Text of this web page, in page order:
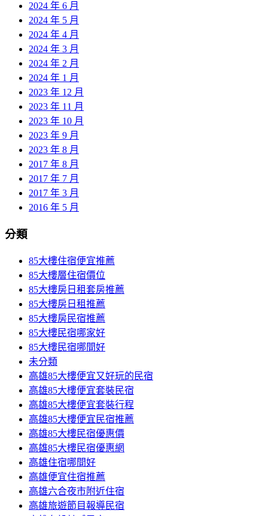
2024 年 6 月
2024 年 5 月
2024 年 4 月
2024 年 3 月
2024 年 2 月
2024 年 1 月
2023 年 12 月
2023 年 11 月
2023 年 10 月
2023 年 9 月
2023 年 8 月
2017 年 8 月
2017 年 7 月
2017 年 3 月
2016 年 5 月
分類
85大樓住宿便宜推薦
85大樓層住宿價位
85大樓房日租套房推薦
85大樓房日租推薦
85大樓房民宿推薦
85大樓民宿哪家好
85大樓民宿哪間好
未分類
高雄85大樓便宜又好玩的民宿
高雄85大樓便宜套裝民宿
高雄85大樓便宜套裝行程
高雄85大樓便宜民宿推薦
高雄85大樓民宿優惠價
高雄85大樓民宿優惠網
高雄住宿哪間好
高雄便宜住宿推薦
高雄六合夜市附近住宿
高雄旅遊節目報導民宿